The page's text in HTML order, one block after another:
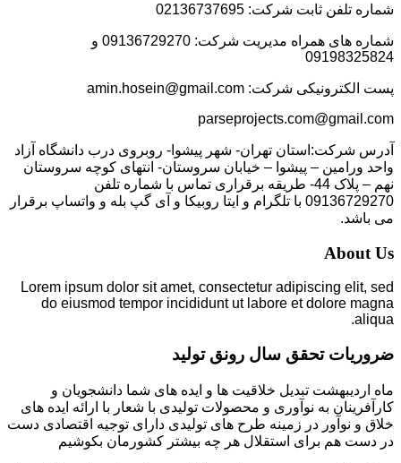
شماره تلفن ثابت شرکت: 02136737695
شماره های همراه مدیریت شرکت: 09136729270 و
09198325824
پست الکترونیکی شرکت: amin.hosein@gmail.com
parseprojects.com@gmail.com
آدرس شرکت:استان تهران- شهر پیشوا- روبروی درب دانشگاه آزاد
واحد ورامین – پیشوا – خیابان سروستان- انتهای کوچه سروستان
نهم – پلاک 44- طریقه برقراری تماس با شماره تلفن
09136729270 با تلگرام و ایتا روبیکا و آی گپ بله و واتساپ برقرار
می باشد.
About Us
Lorem ipsum dolor sit amet, consectetur adipiscing elit, sed
do eiusmod tempor incididunt ut labore et dolore magna
aliqua.
ضروریات تحقق سال رونق تولید
ماه اردیبهشت تبدیل خلاقیت ها و ایده های شما دانشجویان و
کارآفرینان به نوآوری و محصولات تولیدی با شعار با ارائه ایده های
خلاق و نوآور در زمینه طرح های تولیدی دارای توجیه اقتصادی دست
در دست هم برای استقلال هر چه بیشتر کشورمان بکوشیم